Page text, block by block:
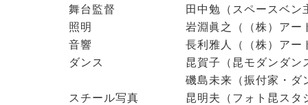
舞台監督 田中勉（スペースベン
照明 岩淵眞之（（株）アート&
音響 長利雅人（（株）アート&
ダンス 昆賀子（昆モダンダンス
磯島未来（振付家・ダン
スチール写真 昆明夫（フォト昆スタ